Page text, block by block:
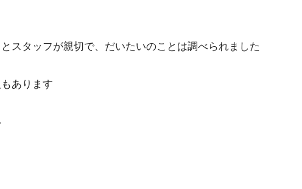
スタッフが親切で、だいたいのことは調べられました
あります